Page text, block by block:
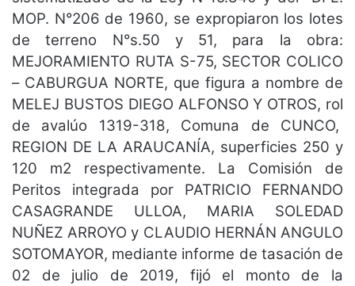
MOP. N°206 de 1960, se expropiaron los lotes
de terreno N°s.50 y 51, para la obra:
MEJORAMIENTO RUTA S-75, SECTOR COLICO
– CABURGUA NORTE, que figura a nombre de
MELEJ BUSTOS DIEGO ALFONSO Y OTROS, rol
de avalúo 1319-318, Comuna de CUNCO,
REGION DE LA ARAUCANÍA, superficies 250 y
120 m2 respectivamente. La Comisión de
Peritos integrada por PATRICIO FERNANDO
CASAGRANDE ULLOA, MARIA SOLEDAD
NUÑEZ ARROYO y CLAUDIO HERNÁN ANGULO
SOTOMAYOR, mediante informe de tasación de
02 de julio de 2019, fijó el monto de la